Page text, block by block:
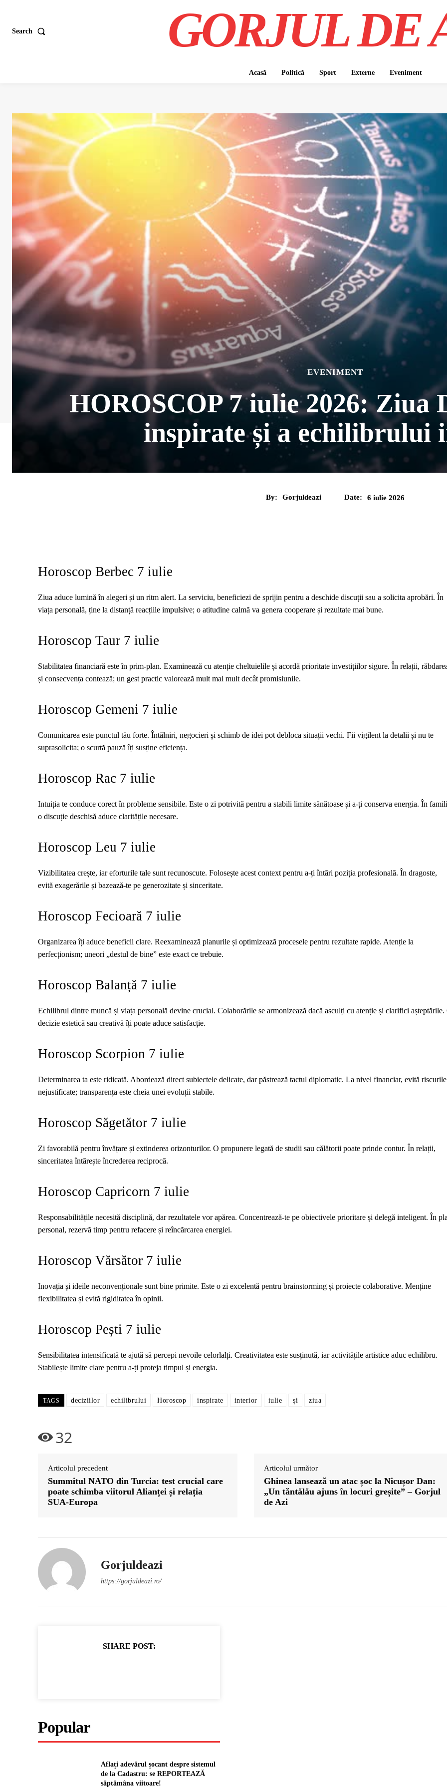
Search GORJUL DE
Acasă Politică Sport Externe Eveniment
EVENIMENT
HOROSCOP 7 iulie 2026:
inspirate și a echilibrului
By: Gorjuldeazi Date: 6 iulie 2026
Horoscop Berbec 7 iulie
Ziua aduce lumină în alegeri și un ritm alert. La serviciu, beneficiezi de sprijin pentru a deschide discuții sau a solicita aprobări. În
viața personală, ține la distanță reacțiile impulsive; o atitudine calmă va genera cooperare și rezultate mai bune.
Horoscop Taur 7 iulie
Stabilitatea financiară este în prim‑plan. Examinează cu atenție cheltuielile și acordă prioritate investițiilor sigure. În relații,
și consecvența contează; un gest practic valorează mult mai mult decât promisiunile.
Horoscop Gemeni 7 iulie
Comunicarea este punctul tău forte. Întâlniri, negocieri și schimb de idei pot debloca situații vechi. Fii vigilent la detalii și nu te
suprasolicita; o scurtă pauză îți susține eficiența.
Horoscop Rac 7 iulie
Intuiția te conduce corect în probleme sensibile. Este o zi potrivită pentru a stabili limite sănătoase și a-ți conserva energia. În
o discuție deschisă aduce claritățile necesare.
Horoscop Leu 7 iulie
Vizibilitatea crește, iar eforturile tale sunt recunoscute. Folosește acest context pentru a-ți întări poziția profesională. În dragoste,
evită exagerările și bazează-te pe generozitate și sinceritate.
Horoscop Fecioară 7 iulie
Organizarea îți aduce beneficii clare. Reexaminează planurile și optimizează procesele pentru rezultate rapide. Atenție la
perfecționism; uneori „destul de bine” este exact ce trebuie.
Horoscop Balanță 7 iulie
Echilibrul dintre muncă și viața personală devine crucial. Colaborările se armonizează dacă asculți cu atenție și clarifici așteptările.
decizie estetică sau creativă îți poate aduce satisfacție.
Horoscop Scorpion 7 iulie
Determinarea ta este ridicată. Abordează direct subiectele delicate, dar păstrează tactul diplomatic. La nivel financiar, evită riscurile
nejustificate; transparența este cheia unei evoluții stabile.
Horoscop Săgetător 7 iulie
Zi favorabilă pentru învățare și extinderea orizonturilor. O propunere legată de studii sau călătorii poate prinde contur. În relații,
sinceritatea întărește încrederea reciprocă.
Horoscop Capricorn 7 iulie
Responsabilitățile necesită disciplină, dar rezultatele vor apărea. Concentrează-te pe obiectivele prioritare și delegă inteligent. În
personal, rezervă timp pentru refacere și reîncărcarea energiei.
Horoscop Vărsător 7 iulie
Inovația și ideile neconvenționale sunt bine primite. Este o zi excelentă pentru brainstorming și proiecte colaborative. Menține
flexibilitatea și evită rigiditatea în opinii.
Horoscop Pești 7 iulie
Sensibilitatea intensificată te ajută să percepi nevoile celorlalți. Creativitatea este susținută, iar activitățile artistice aduc echilibru.
Stabilește limite clare pentru a-ți proteja timpul și energia.
TAGS deciziilor echilibrului Horoscop inspirate interior iulie și ziua
32
Articolul precedent
Summitul NATO din Turcia: test crucial care
poate schimba viitorul Alianței și relația
SUA‑Europa
Articolul următor
Ghinea lansează un atac șoc la Nicușor Dan:
„Un tăntălău ajuns în locuri greșite” – Gorjul
de Azi
Gorjuldeazi
https://gorjuldeazi.ro/
SHARE POST:
Popular
Aflați adevărul șocant despre sistemul
de la Cadastru: se REPORTEAZĂ
săptămâna viitoare!